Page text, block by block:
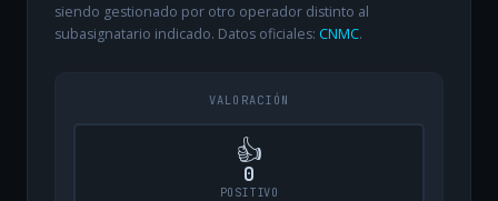
siendo gestionado por otro operador distinto al
subasignatario indicado. Datos oficiales: CNMC.
VALORACIÓN
👍
0
POSITIVO